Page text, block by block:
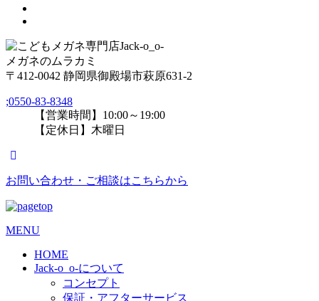
メガネのムラカミ
〒412-0042 静岡県御殿場市萩原631-2
;0550-83-8348
【営業時間】10:00～19:00
【定休日】木曜日
お問い合わせ・ご相談はこちらから
MENU
HOME
Jack-o_o-について
コンセプト
保証・アフターサービス